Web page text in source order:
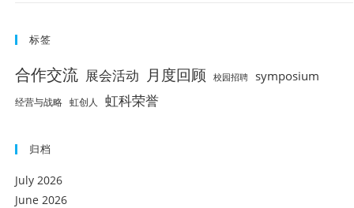
标签
合作交流 展会活动 月度回顾 校园招聘 symposium
经营与战略 虹创人 虹科荣誉
归档
July 2026
June 2026